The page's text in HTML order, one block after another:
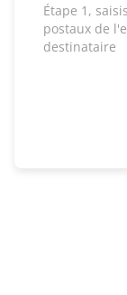
Étape 1,
postaux de
destinataire